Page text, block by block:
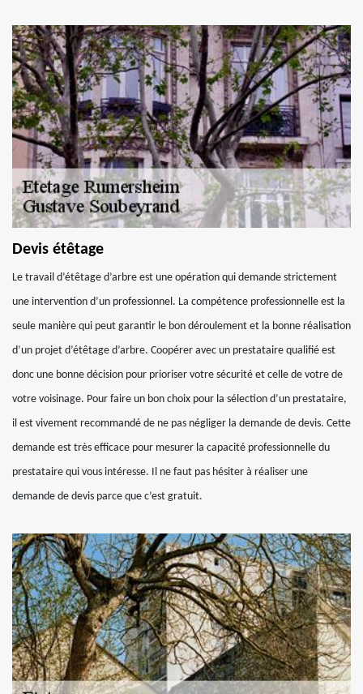
Devis étêtage
Le travail d’étêtage d’arbre est une opération qui demande strictement
une intervention d’un professionnel. La compétence professionnelle est la
seule manière qui peut garantir le bon déroulement et la bonne réalisation
d’un projet d’étêtage d’arbre. Coopérer avec un prestataire qualifié est
donc une bonne décision pour prioriser votre sécurité et celle de votre de
votre voisinage. Pour faire un bon choix pour la sélection d’un prestataire,
il est vivement recommandé de ne pas négliger la demande de devis. Cette
demande est très efficace pour mesurer la capacité professionnelle du
prestataire qui vous intéresse. Il ne faut pas hésiter à réaliser une
demande de devis parce que c’est gratuit.